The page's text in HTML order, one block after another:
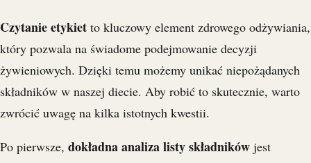
Czytanie etykiet to kluczowy element zdrowego odżywiania,
który pozwala na świadome podejmowanie decyzji
żywieniowych. Dzięki temu możemy unikać niepożądanych
składników w naszej diecie. Aby robić to skutecznie, warto
zwrócić uwagę na kilka istotnych kwestii.
Po pierwsze, dokładna analiza listy składników jest